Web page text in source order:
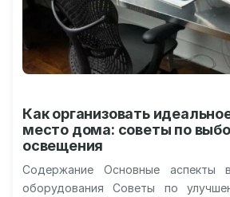
Как организовать
место дома: советы по
освещения
Содержание Основные аспекты
оборудования Советы по